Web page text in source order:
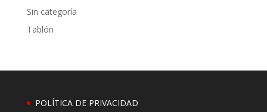
Sin categoría
Tablón
POLÍTICA DE PRIVACIDAD